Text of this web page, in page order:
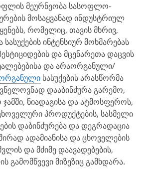
მეურნეობა სასოფლო-
მოსაყვანად ინდუსტრიულ
რომელიც, თავის მხრივ,
სასუქების ინტენსიურ მოხმარებას
და მცენარეთა დაცვის
და არაორგანული/
სასუქების არასწორმა
დააბინძურა გარემო,
ნიადაგისა და ატმოსფეროს,
პროდუქტების, სასმელი
დაბინძურება და დეგრადაცია
ადამიანისა და ცხოველების
და მძიმე დაავადებების,
გამომწვევი მიზეზიც გამხდარა.